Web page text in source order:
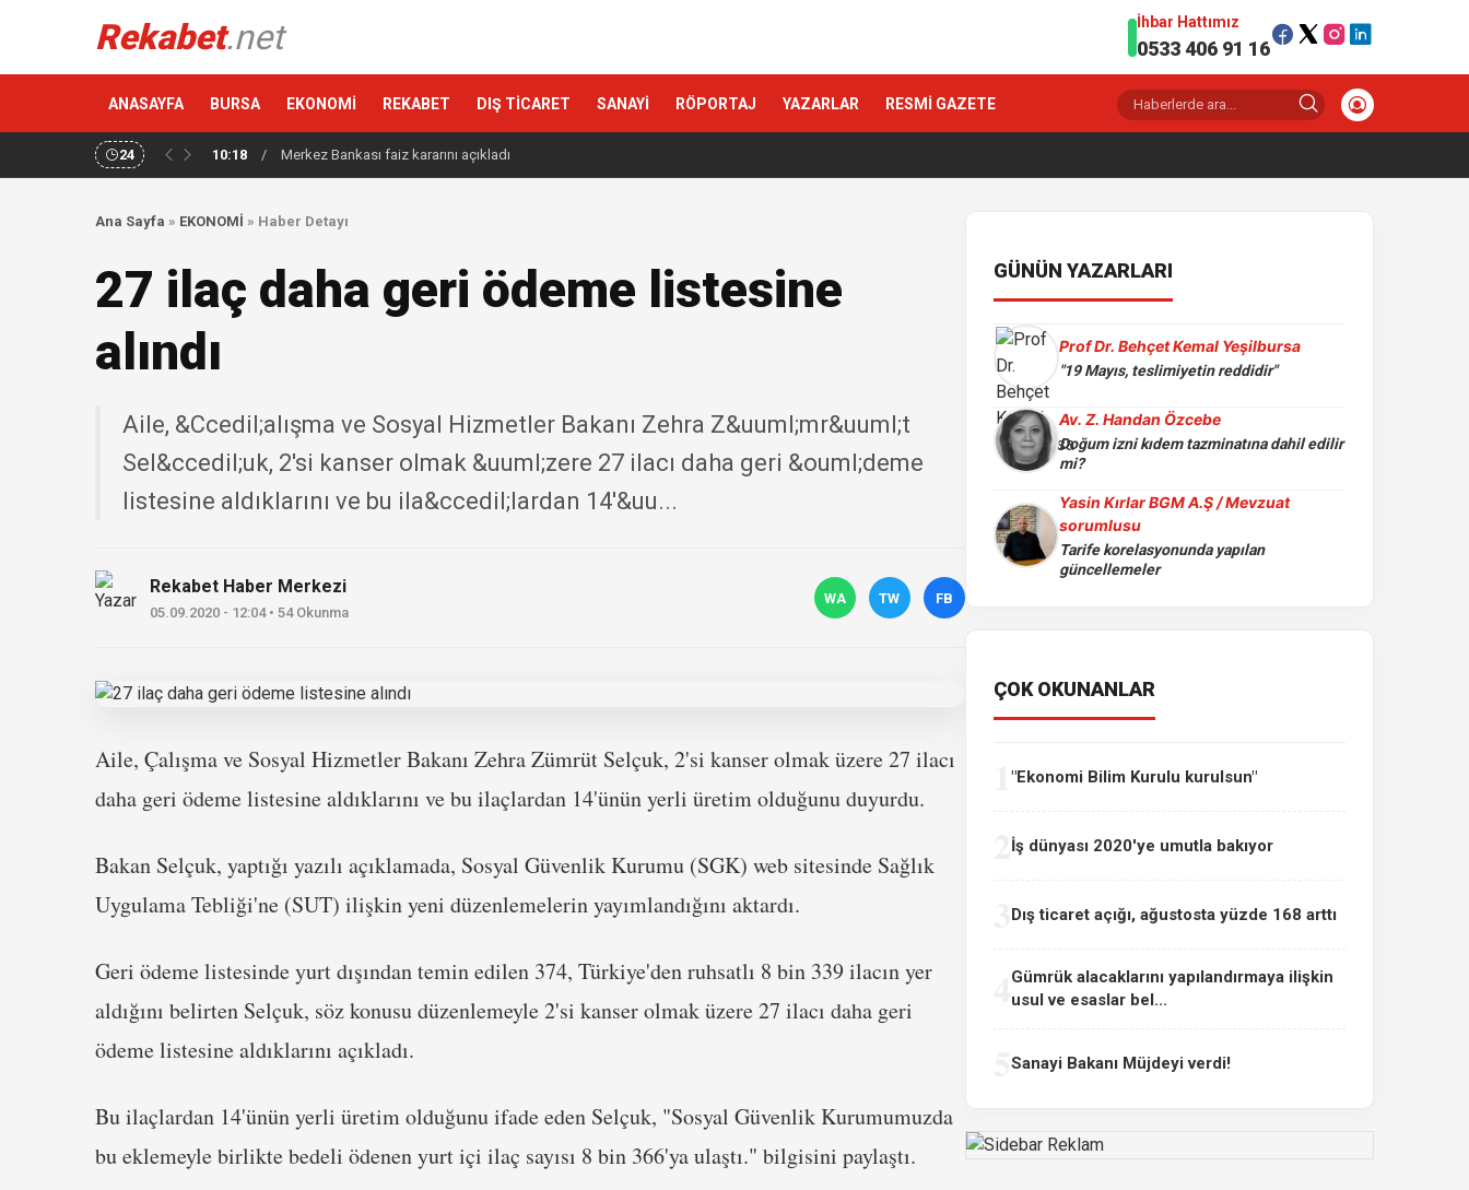
Rekabet.net İhbar Hattımız
0533 406 91 16
ANASAYFA BURSA EKONOMİ REKABET DIŞ TİCARET SANAYİ RÖPORTAJ YAZARLAR RESMİ GAZETE
24 10:18 / Merkez Bankası faiz kararını açıkladı
Ana Sayfa » EKONOMİ » Haber Detayı
27 ilaç daha geri ödeme listesine
alındı
Aile, &Ccedil;alışma ve Sosyal Hizmetler Bakanı Zehra Z&uuml;mr&uuml;t
Sel&ccedil;uk, 2'si kanser olmak &uuml;zere 27 ilacı daha geri &ouml;deme
listesine aldıklarını ve bu ila&ccedil;lardan 14'&uu...
Rekabet Haber Merkezi
05.09.2020 - 12:04 • 54 Okunma
WA TW FB
Aile, Çalışma ve Sosyal Hizmetler Bakanı Zehra Zümrüt Selçuk, 2'si kanser olmak üzere 27 ilacı
daha geri ödeme listesine aldıklarını ve bu ilaçlardan 14'ünün yerli üretim olduğunu duyurdu.
Bakan Selçuk, yaptığı yazılı açıklamada, Sosyal Güvenlik Kurumu (SGK) web sitesinde Sağlık
Uygulama Tebliği'ne (SUT) ilişkin yeni düzenlemelerin yayımlandığını aktardı.
Geri ödeme listesinde yurt dışından temin edilen 374, Türkiye'den ruhsatlı 8 bin 339 ilacın yer
aldığını belirten Selçuk, söz konusu düzenlemeyle 2'si kanser olmak üzere 27 ilacı daha geri
ödeme listesine aldıklarını açıkladı.
Bu ilaçlardan 14'ünün yerli üretim olduğunu ifade eden Selçuk, "Sosyal Güvenlik Kurumumuzda
bu eklemeyle birlikte bedeli ödenen yurt içi ilaç sayısı 8 bin 366'ya ulaştı." bilgisini paylaştı.
GÜNÜN YAZARLARI
Prof Dr. Behçet Kemal Yeşilbursa
"19 Mayıs, teslimiyetin reddidir"
Av. Z. Handan Özcebe
Doğum izni kıdem tazminatına dahil edilir
mi?
Yasin Kırlar BGM A.Ş / Mevzuat
sorumlusu
Tarife korelasyonunda yapılan
güncellemeler
ÇOK OKUNANLAR
"Ekonomi Bilim Kurulu kurulsun"
İş dünyası 2020'ye umutla bakıyor
Dış ticaret açığı, ağustosta yüzde 168 arttı
Gümrük alacaklarını yapılandırmaya ilişkin
usul ve esaslar bel...
Sanayi Bakanı Müjdeyi verdi!